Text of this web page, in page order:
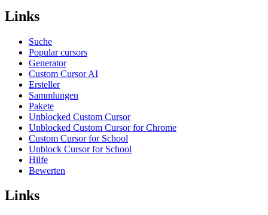
Links
Suche
Popular cursors
Generator
Custom Cursor AI
Ersteller
Sammlungen
Pakete
Unblocked Custom Cursor
Unblocked Custom Cursor for Chrome
Custom Cursor for School
Unblock Cursor for School
Hilfe
Bewerten
Links